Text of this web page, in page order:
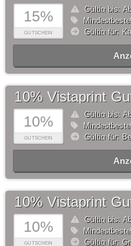
15%
GUTSCHEIN
Gültig bis:
Gültig für:
10%
GUTSCHEIN
10% Vistaprint
Gültig bis:
Gültig für:
10%
GUTSCHEIN
10% Vistaprint
Gültig bis:
Gültig für: